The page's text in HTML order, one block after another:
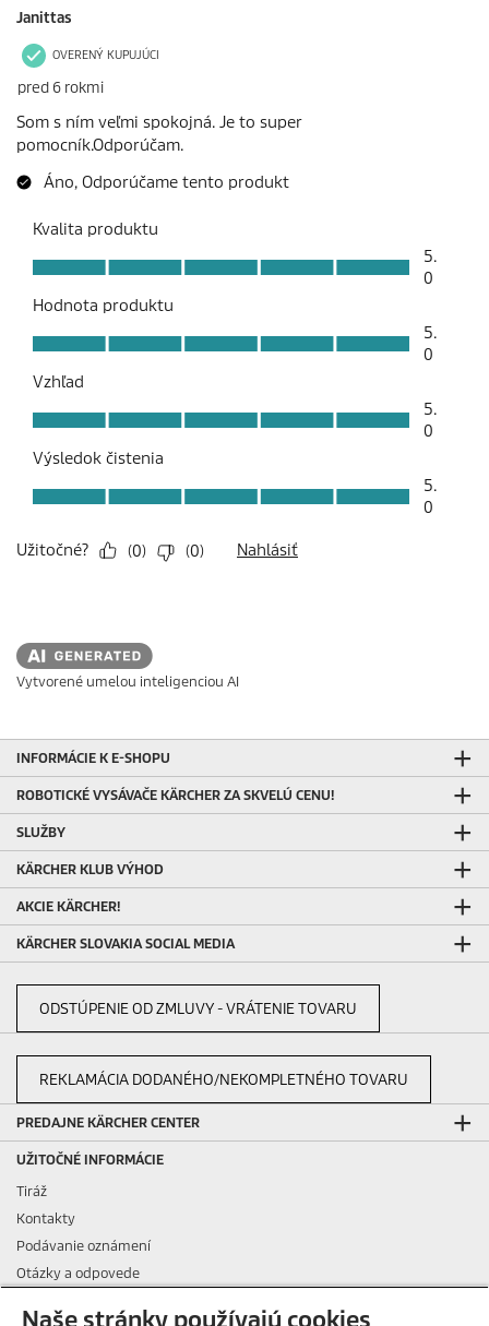
Vytvorené umelou inteligenciou AI
INFORMÁCIE K E-SHOPU
ROBOTICKÉ VYSÁVAČE KÄRCHER ZA SKVELÚ CENU!
SLUŽBY
KÄRCHER KLUB VÝHOD
AKCIE KÄRCHER!
KÄRCHER SLOVAKIA SOCIAL MEDIA
ODSTÚPENIE OD ZMLUVY - VRÁTENIE TOVARU
REKLAMÁCIA DODANÉHO/NEKOMPLETNÉHO TOVARU
PREDAJNE KÄRCHER CENTER
UŽITOČNÉ INFORMÁCIE
Tiráž
Kontakty
Podávanie oznámení
Otázky a odpovede